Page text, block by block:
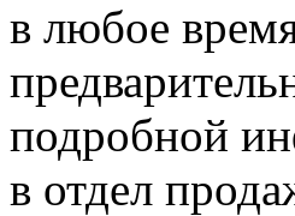
в любое
подробной
в отдел